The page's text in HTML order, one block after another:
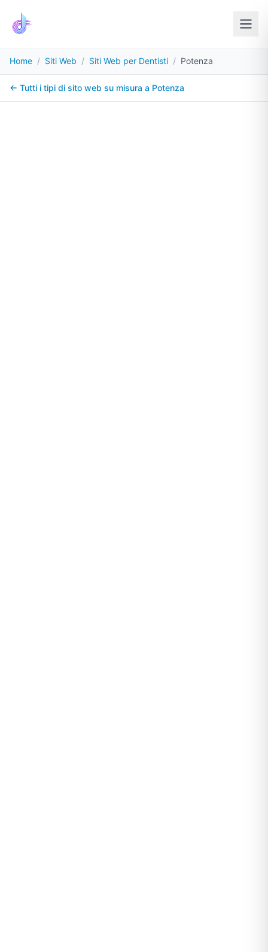
Home / Siti Web / Siti Web per Dentisti / Potenza
← Tutti i tipi di sito web su misura a Potenza